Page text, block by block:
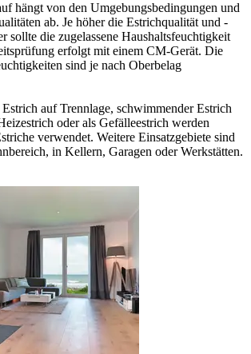
hängt von den Umgebungsbedingungen und
ab. Je höher die Estrichqualität und -
sollte die zugelassene Haushaltsfeuchtigkeit
erfolgt mit einem CM-Gerät. Die
sind je nach Oberbelag
auf Trennlage, schwimmender Estrich
oder als Gefälleestrich werden
verwendet. Weitere Einsatzgebiete sind
in Kellern, Garagen oder Werkstätten.